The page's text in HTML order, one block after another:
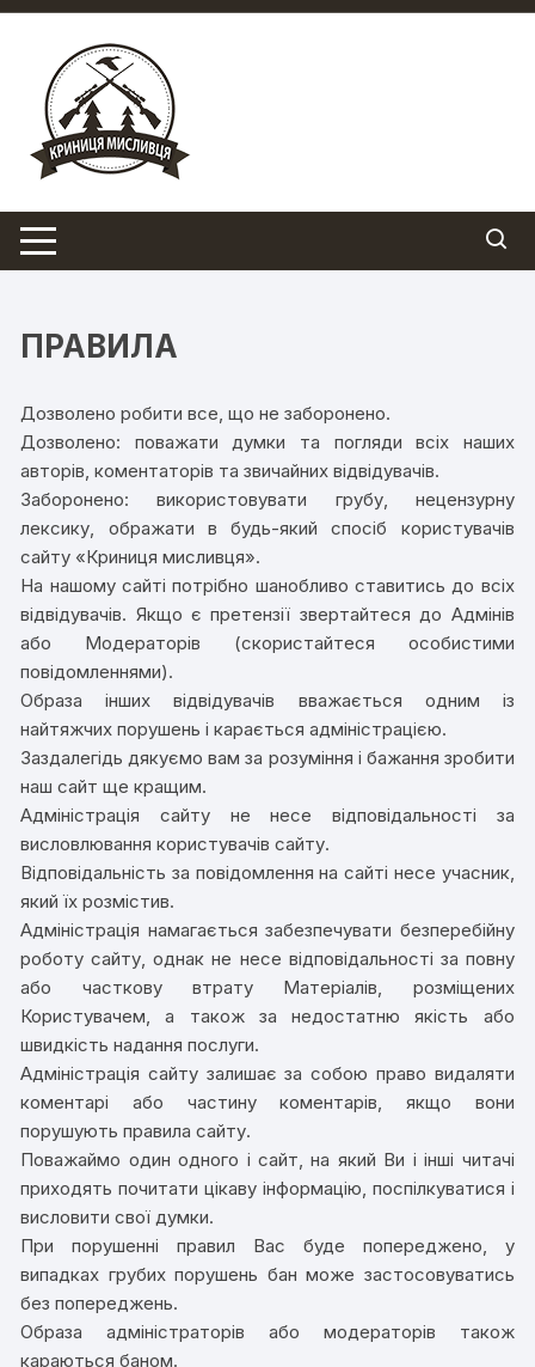
Перейти
вмісту
ПРАВИЛА
Дозволено робити все, що не заборонено.
Дозволено: поважати думки та погляди всіх наших
авторів, коментаторів та звичайних відвідувачів.
Заборонено: використовувати грубу, нецензурну
лексику, ображати в будь-який спосіб користувачів
сайту «Криниця мисливця».
На нашому сайті потрібно шанобливо ставитись до всіх
відвідувачів. Якщо є претензії звертайтеся до Адмінів
або Модераторів (скористайтеся особистими
повідомленнями).
Образа інших відвідувачів вважається одним із
найтяжчих порушень і карається адміністрацією.
Заздалегідь дякуємо вам за розуміння і бажання зробити
наш сайт ще кращим.
Адміністрація сайту не несе відповідальності за
висловлювання користувачів сайту.
Відповідальність за повідомлення на сайті несе учасник,
який їх розмістив.
Адміністрація намагається забезпечувати безперебійну
роботу сайту, однак не несе відповідальності за повну
або часткову втрату Матеріалів, розміщених
Користувачем, а також за недостатню якість або
швидкість надання послуги.
Адміністрація сайту залишає за собою право видаляти
коментарі або частину коментарів, якщо вони
порушують правила сайту.
Поважаймо один одного і сайт, на який Ви і інші читачі
приходять почитати цікаву інформацію, поспілкуватися і
висловити свої думки.
При порушенні правил Вас буде попереджено, у
випадках грубих порушень бан може застосовуватись
без попереджень.
Образа адміністраторів або модераторів також
караються баном.